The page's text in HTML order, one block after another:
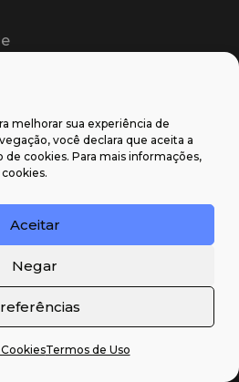
melhorar sua experiência de
você declara que aceita a
cookies. Para mais informações,
Aceitar
Negar
Termos de Uso